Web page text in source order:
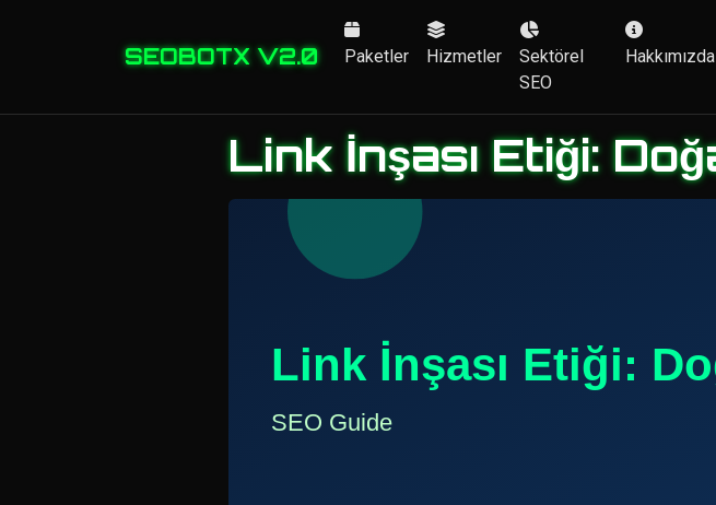
SEOBOTX V2.0 Paketler Hizmetler
Sektörel
SEO
Hakkımızda
Link İnşası Etiği: